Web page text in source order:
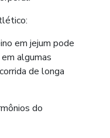
em jejum pode
algumas
de longa
do